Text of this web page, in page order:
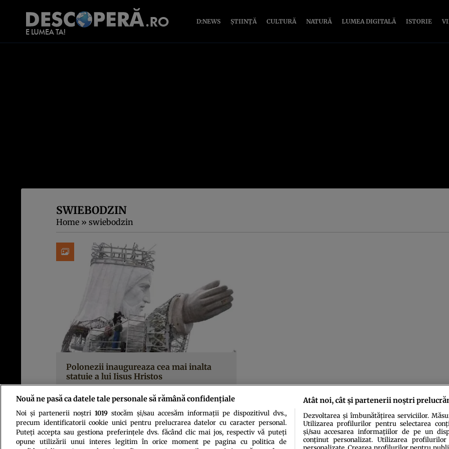
D:NEWS ȘTIINȚĂ CULTURĂ NATURĂ LUMEA DIGITALĂ ISTORIE
SWIEBODZIN
Home » swiebodzin
Polonezii inaugureaza cea mai inalta
statuie a lui Iisus Hristos
Nouă ne pasă ca datele tale personale să rămână confidențiale
Noi și partenerii noștri 1019stocăm și/sau accesăm informații pe dispozitivul dvs.,
precum identificatorii cookie unici pentru prelucrarea datelor cu caracter personal.
Puteți accepta sau gestiona preferințele dvs. făcând clic mai jos, respectiv vă puteți
opune utilizării unui interes legitim în orice moment pe pagina cu politica de
Atât noi, cât și partenerii noștri
Dezvoltarea și îmbunătățirea serviciilor.
Utilizarea profilurilor pentru selectarea
și/sau accesarea informațiilor de pe un
conținut personalizat. Utilizarea
personalizate. Crearea profilurilor pentru